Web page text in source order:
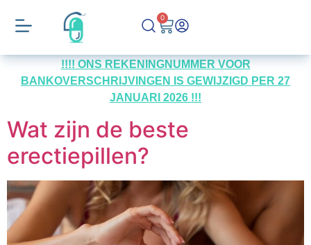
0
!!!! ONS REKENINGNUMMER VOOR
BANKOVERSCHRIJVINGEN IS GEWIJZIGD PER 27
JANUARI 2026 !!!
Wat zijn de beste
erectiepillen?